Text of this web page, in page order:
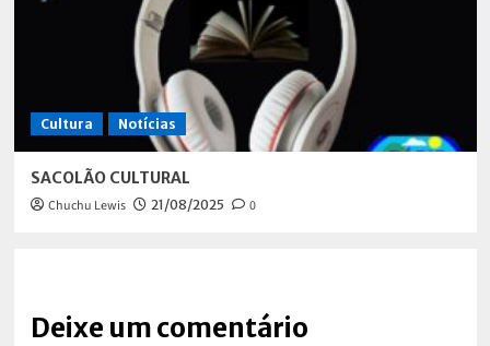
Cultura Notícias
SACOLÃO CULTURAL
Chuchu Lewis 21/08/2025 0
Deixe um comentário